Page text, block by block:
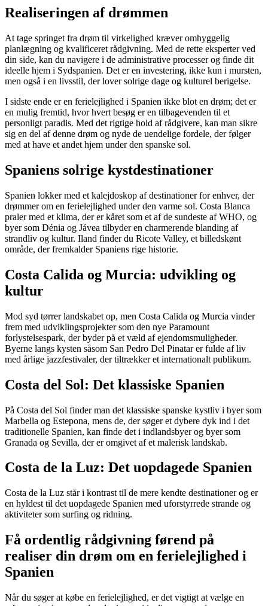
Realiseringen af drømmen
At tage springet fra drøm til virkelighed kræver omhyggelig
planlægning og kvalificeret rådgivning. Med de rette eksperter ved
din side, kan du navigere i de administrative processer og finde dit
ideelle hjem i Sydspanien. Det er en investering, ikke kun i mursten,
men også i en livsstil, der lover solrige dage og kulturel berigelse.
I sidste ende er en ferielejlighed i Spanien ikke blot en drøm; det er
en mulig fremtid, hvor hvert besøg er en tilbagevenden til et
personligt paradis. Med det rigtige hold af rådgivere, kan man sikre
sig en del af denne drøm og nyde de uendelige fordele, der følger
med at have et andet hjem under den spanske sol.
Spaniens solrige kystdestinationer
Spanien lokker med et kalejdoskop af destinationer for enhver, der
drømmer om en ferielejlighed under den varme sol. Costa Blanca
praler med et klima, der er kåret som et af de sundeste af WHO, og
byer som Dénia og Jávea tilbyder en charmerende blanding af
strandliv og kultur. Iland finder du Ricote Valley, et billedskønt
område, der fremkalder Spaniens rige historie.
Costa Calida og Murcia: udvikling og
kultur
Mod syd tørrer landskabet op, men Costa Calida og Murcia vinder
frem med udviklingsprojekter som den nye Paramount
forlystelsespark, der byder på et væld af ejendomsmuligheder.
Byerne langs kysten såsom San Pedro Del Pinatar er fulde af liv
med årlige jazzfestivaler, der tiltrækker et internationalt publikum.
Costa del Sol: Det klassiske Spanien
På Costa del Sol finder man det klassiske spanske kystliv i byer som
Marbella og Estepona, mens de, der søger et dybere dyk ind i det
traditionelle Spanien, kan finde det i indlandsbyer og byer som
Granada og Sevilla, der er omgivet af et malerisk landskab.
Costa de la Luz: Det uopdagede Spanien
Costa de la Luz står i kontrast til de mere kendte destinationer og er
en hyldest til det uopdagede Spanien med uforstyrrede strande og
aktiviteter som surfing og ridning.
Få ordentlig rådgivning førend på
realiser din drøm om en ferielejlighed i
Spanien
Når du søger at købe en ferielejlighed, er det vigtigt at vælge en